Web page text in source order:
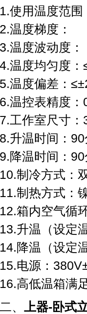
1.使用温度范
2.温度梯
3.温度波动
4.温度均匀
5.温度偏差：
6.温控表精
7.工作室尺寸
8.升温时间：
9.降温时间：
10.制冷方式：
11.制热方式：
12.箱内空气循
13.升温（设定
14.降温（设定
15.电源：
16.高低温箱满
二、 上器-卧式